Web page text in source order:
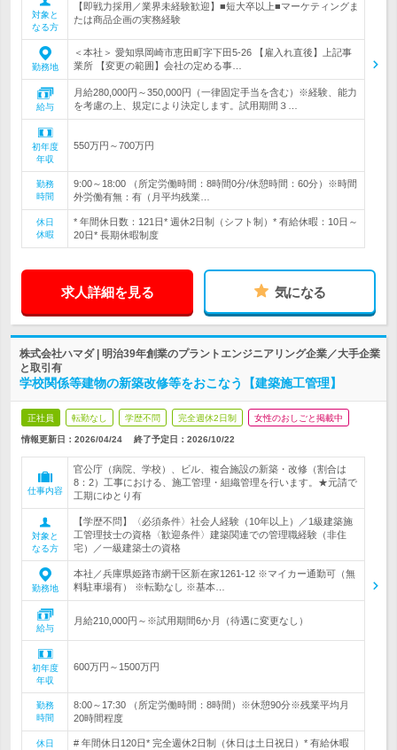
対象と
なる方
【即戦力採用／業界未経験歓迎】■短大卒以上■マーケティングま
たは商品企画の実務経験
勤務地
＜本社＞ 愛知県岡崎市恵田町字下田5-26 【雇入れ直後】上記事
業所 【変更の範囲】会社の定める事…
給与
月給280,000円～350,000円（一律固定手当を含む）※経験、能力
を考慮の上、規定により決定します。試用期間３…
初年度
年収
550万円～700万円
勤務
時間
9:00～18:00 （所定労働時間：8時間0分/休憩時間：60分）※時間
外労働有無：有（月平均残業…
休日
休暇
* 年間休日数：121日* 週休2日制（シフト制）* 有給休暇：10日～
20日* 長期休暇制度
求人詳細を見る 気になる
株式会社ハマダ | 明治39年創業のプラントエンジニアリング企業／大手企業
と取引有
学校関係等建物の新築改修等をおこなう【建築施工管理】
正社員 転勤なし 学歴不問 完全週休2日制 女性のおしごと掲載中
情報更新日：2026/04/24 終了予定日： 2026/10/22
仕事内容
官公庁（病院、学校）、ビル、複合施設の新築・改修（割合は
8：2）工事における、施工管理・組織管理を行います。★元請で
工期にゆとり有
対象と
なる方
【学歴不問】〈必須条件〉社会人経験（10年以上）／1級建築施
工管理技士の資格〈歓迎条件〉建築関連での管理職経験（非住
宅）／一級建築士の資格
勤務地
本社／兵庫県姫路市網干区新在家1261-12 ※マイカー通勤可（無
料駐車場有） ※転勤なし ※基本…
給与
月給210,000円～※試用期間6か月（待遇に変更なし）
初年度
年収
600万円～1500万円
勤務
時間
8:00～17:30 （所定労働時間：8時間）※休憩90分※残業平均月
20時間程度
休日
# 年間休日120日* 完全週休2日制（休日は土日祝日）* 有給休暇